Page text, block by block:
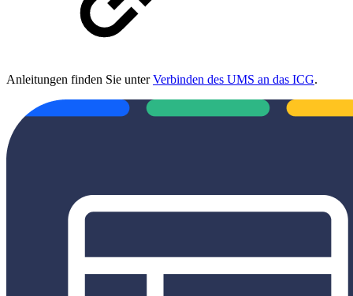
Anleitungen finden Sie unterVerbinden des UMS an das ICG.